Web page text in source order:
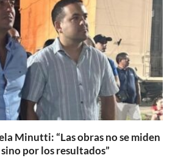
Minutti: “Las obras no se miden
por los resultados”